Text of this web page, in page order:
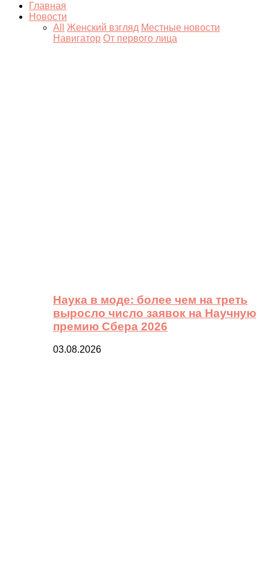
Главная
Новости
All
Женский взгляд Местные новости
Навигатор От первого лица
Наука в моде: более чем на треть
выросло число заявок на Научную
премию Сбера 2026
03.08.2026